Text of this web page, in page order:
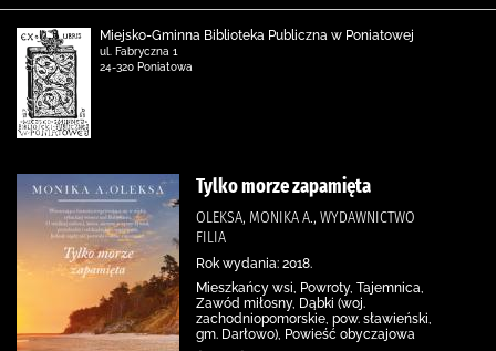
Miejsko-Gminna Biblioteka Publiczna w Poniatowej
ul. Fabryczna 1
24-320 Poniatowa
Tylko morze zapamięta
OLEKSA, MONIKA A., WYDAWNICTWO
FILIA
Rok wydania: 2018.
Mieszkańcy wsi, Powroty, Tajemnica,
Zawód miłosny, Dąbki (woj.
zachodniopomorskie, pow. sławieński,
gm. Darłowo), Powieść obyczajowa